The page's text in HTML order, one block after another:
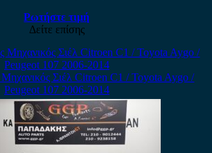
Ρωτήστε τιμή
Δείτε επίσης
Μηχανικός Σιέλ Citroen C1 / Toyota Aygo /
Peugeot 107 2006-2014